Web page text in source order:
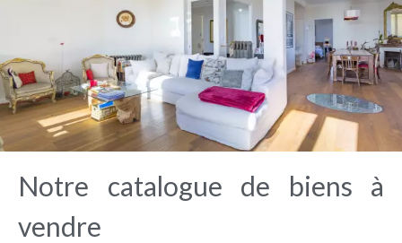
Notre catalogue de biens à
vendre